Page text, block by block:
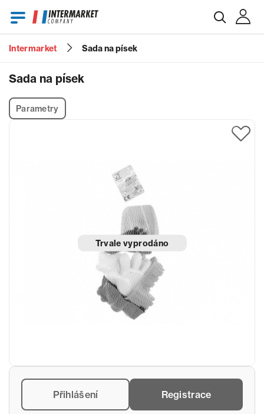
Heslo
Zapomenuté heslo?
Intermarket Sada na písek
Sada na písek
Parametry
Trvale vyprodáno
Přihlášení Registrace